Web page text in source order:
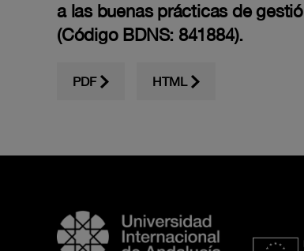
a las buenas prácticas de
(Código BDNS: 841884).
PDF HTML